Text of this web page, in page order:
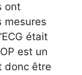
ont
mesures
était
est un
donc être